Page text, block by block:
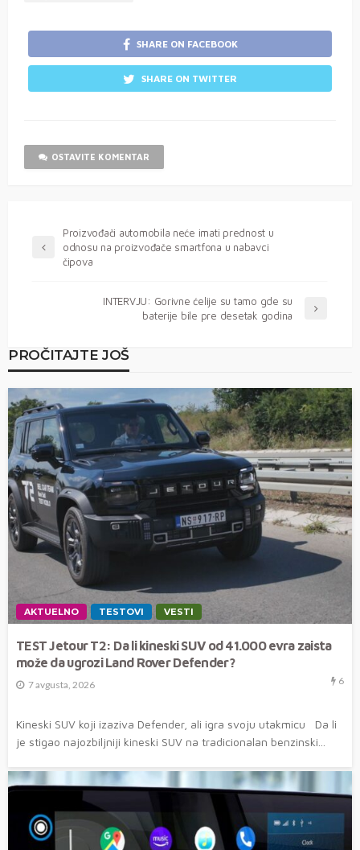
SHARE ON FACEBOOK
SHARE ON TWITTER
OSTAVITE KOMENTAR
Proizvođači automobila neće imati prednost u
odnosu na proizvođače smartfona u nabavci
čipova
INTERVJU: Gorivne ćelije su tamo gde su
baterije bile pre desetak godina
PROČITAJTE JOŠ
AKTUELNO TESTOVI VESTI
TEST Jetour T2: Da li kineski SUV od 41.000 evra zaista
može da ugrozi Land Rover Defender?
7 avgusta, 2026 6
Kineski SUV koji izaziva Defender, ali igra svoju utakmicu Da li
je stigao najozbiljniji kineski SUV na tradicionalan benzinski...